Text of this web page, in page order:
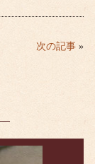
次の記事 »